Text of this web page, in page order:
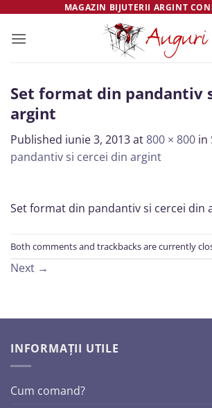
content
MAGAZIN BIJUTERII ARGINT
Set format din pandantiv
argint
Published iunie 3, 2013at800 × 800 in
pandantiv si cercei din argint
Set format din pandantiv si cercei din
Both comments and trackbacks are currently
Next →
INFORMAȚII UTILE
Cum comand?